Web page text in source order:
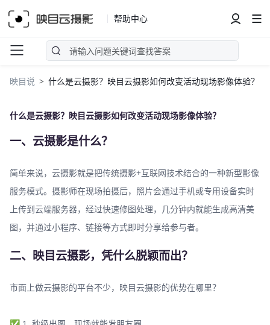
帮助中心
映目说 什么是云摄影？映目云摄影如何改变活动现场影像体验？
什么是云摄影？映目云摄影如何改变活动现场影像体验？
一、云摄影是什么？
简单来说，云摄影就是把传统摄影+互联网技术结合的一种新型影像
服务模式。摄影师在现场拍摄后，照片会通过手机或专用设备实时
上传到云端服务器，经过快速修图处理，几分钟内就能生成高清美
图，并通过小程序、链接等方式即时分享给参与者。
二、映目云摄影，凭什么脱颖而出？
市面上做云摄影的平台不少，映目云摄影的优势在哪里？